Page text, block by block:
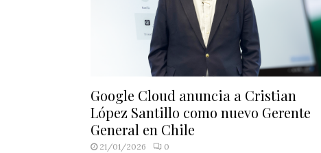
Google Cloud anuncia a Cristian
López Santillo como nuevo Gerente
General en Chile
21/01/2026 0